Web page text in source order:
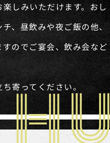
しみいただけます。おし
、昼飲みや夜ご飯の他、
のでご宴会、飲み会など
寄ってください。